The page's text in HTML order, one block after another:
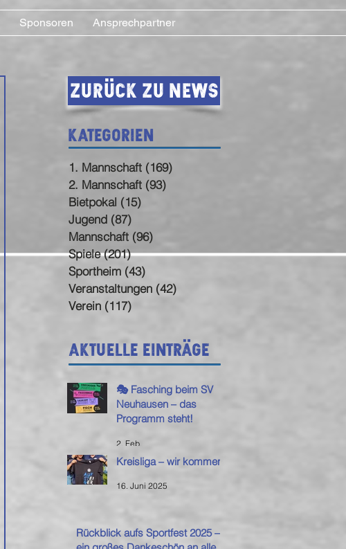
Sponsoren Ansprechpartner
Zurück zu News
Kategorien
1. Mannschaft (169)
2. Mannschaft (93)
Bietpokal (15)
Jugend (87)
Mannschaft (96)
Spiele (201)201 Beiträge
Sportheim (43)
Veranstaltungen (42)
Verein (117)
Aktuelle Einträge
🎭 Fasching beim SV
Neuhausen – das
Programm steht!
2. Feb.
Kreisliga – wir kommen!
16. Juni 2025
Rückblick aufs Sportfest 2025 –